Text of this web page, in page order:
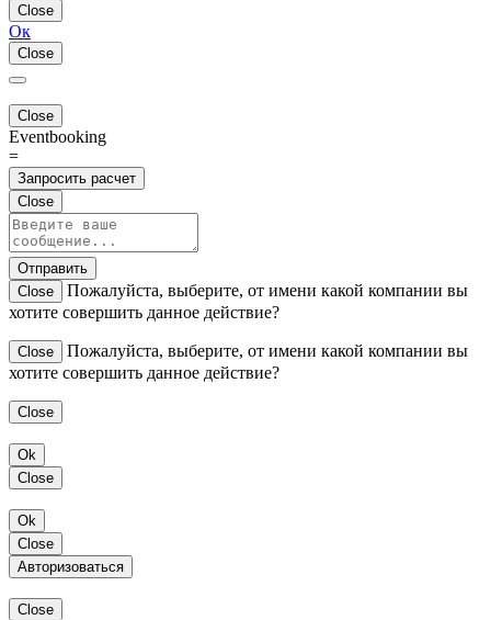
Close
Ок
Close
Close
Eventbooking
=
Запросить расчет
Close
Отправить
Close
Пожалуйста, выберите, от имени какой компании вы
хотите совершить данное действие?
Close
Пожалуйста, выберите, от имени какой компании вы
хотите совершить данное действие?
Close
Ok
Close
Ok
Close
Авторизоваться
Close